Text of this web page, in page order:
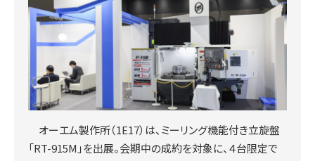
オーエム製作所（1E17）は、ミーリング機能付き立旋盤
「RT-915M」を出展。会期中の成約を対象に、４台限定で